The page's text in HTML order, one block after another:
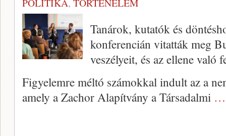
POLITIKA, TÖRTÉNELEM
Tanárok, kutatók és
konferencián vitatták meg
veszélyeit, és az ellene való
Figyelemre méltó számokkal indult az a
amely a Zachor Alapítvány a Társadalmi …